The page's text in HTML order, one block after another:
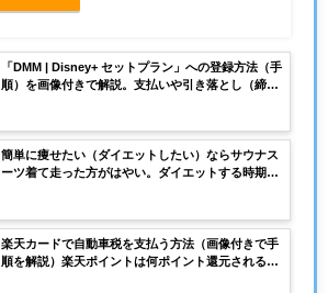
「DMM | Disney+ セットプラン」への登録方法（手
順）を画像付きで解説。支払いや引き落とし（締め
簡単に痩せたい（ダイエットしたい）ならサウナス
ーツ着て走った方がはやい。ダイエットする時期は
楽天カードで自動車税を支払う方法（画像付きで手
順を解説）楽天ポイントは何ポイント還元される？